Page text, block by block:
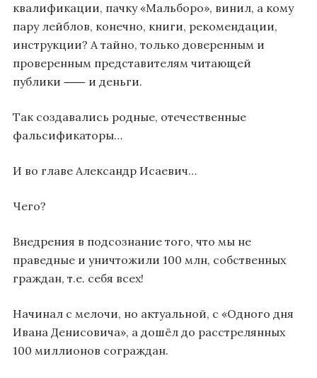
квалификации, пачку «Мальборо», винил, а кому
пару лейблов, конечно, книги, рекомендации,
инструкции? А тайно, только доверенным и
проверенным представителям читающей
публики ⸺ и деньги.
Так создавались родные, отечественные
фальсификаторы…
И во главе Александр Исаевич…
Чего?
Внедрения в подсознание того, что мы не
праведные и уничтожили 100 млн, собственных
граждан, т.е. себя всех!
Начинал с мелочи, но актуальной, с «Одного дня
Ивана Денисовича», а дошёл до расстрелянных
100 миллионов сограждан.